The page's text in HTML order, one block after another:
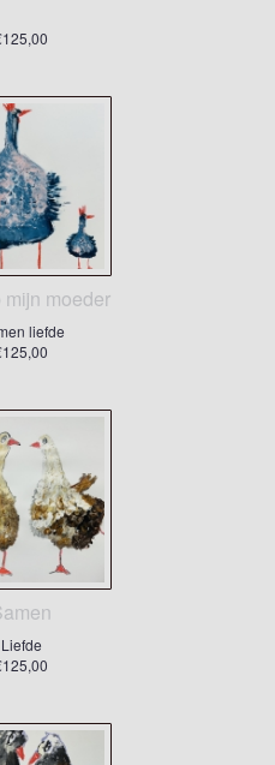
mijn moeder
liefde
Liefde